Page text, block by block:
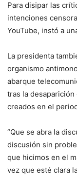
Para disipar las
intenciones
YouTube, instó a
La presidenta
organismo
abarque
tras la desaparición
creados en el
“Que se abra la
discusión sin
que hicimos en el
vez que esté clara